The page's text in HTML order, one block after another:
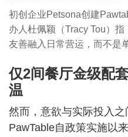
初创企业Petsona创建
办人杜佩颖（Tracy Tou）
友善融入日常营运，而不是
仅2间餐厅金级配
温
然而，意欲与实际投入之
PawTable自政策实施以